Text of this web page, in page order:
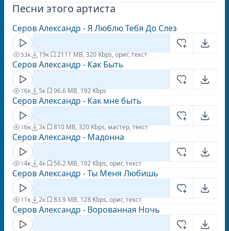
Песни этого артиста
Серов Александр - Я Люблю Тебя До Слез
53к 19к 2111 MB, 320 Kbps, ориг, текст
Серов Александр - Как Быть
16к 5к 96.6 MB, 192 Kbps
Серов Александр - Как мне быть
16к 3к 810 MB, 320 Kbps, мастер, текст
Серов Александр - Мадонна
14к 4к 56.2 MB, 192 Kbps, ориг, текст
Серов Александр - Ты Меня Любишь
11к 2к 83.9 MB, 128 Kbps, ориг, текст
Серов Александр - Ворованная Ночь